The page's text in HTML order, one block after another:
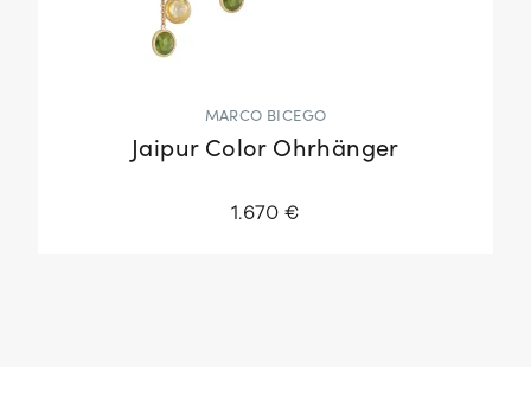
MARCO BICEGO
Jaipur Color Ohrhänger
1.670 €